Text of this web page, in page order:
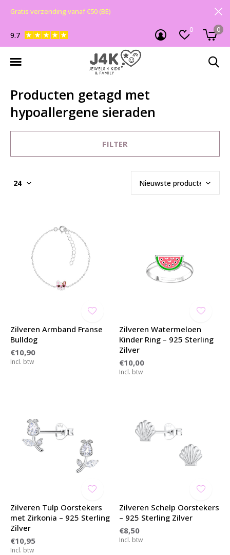
0 0
9.7
Gratis verzending vanaf €50 (BE)
Producten getagd met
hypoallergene sieraden
FILTER
Zilveren Armband Franse
Bulldog
€10,90
Incl. btw
Zilveren Watermeloen
Kinder Ring – 925 Sterling
Zilver
€10,00
Incl. btw
Zilveren Tulp Oorstekers
met Zirkonia – 925 Sterling
Zilver
€10,95
Incl. btw
Zilveren Schelp Oorstekers
– 925 Sterling Zilver
€8,50
Incl. btw